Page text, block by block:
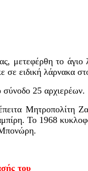
μετεφέρθη το
σε ειδική λάρνακα
25 αρχιερέων.
Μητροπολίτη
Το 1968
Μπονώρη.
του